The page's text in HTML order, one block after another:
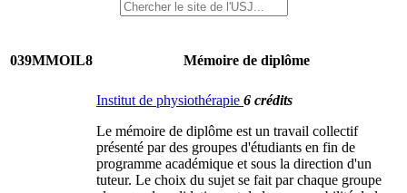
039MMOIL8 Mémoire de diplôme
Institut de physiothérapie 6 crédits
Le mémoire de diplôme est un travail collectif
présenté par des groupes d'étudiants en fin de
programme académique et sous la direction d'un
tuteur. Le choix du sujet se fait par chaque groupe